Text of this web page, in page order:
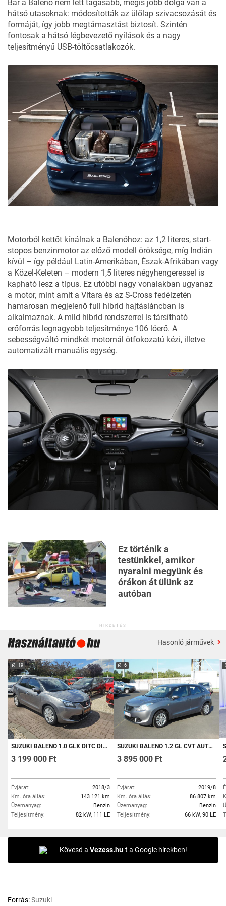
Bár a Baleno nem lett tágasabb, mégis jobb dolga van a
hátsó utasoknak: módosították az ülőlap szivacsozását és
formáját, így jobb megtámasztást biztosít. Szintén
fontosak a hátsó légbevezető nyílások és a nagy
teljesítményű USB-töltőcsatlakozók.
Motorból kettőt kínálnak a Balenóhoz: az 1,2 literes, start-
stopos benzinmotor az előző modell öröksége, míg Indián
kívül – így például Latin-Amerikában, Észak-Afrikában vagy
a Közel-Keleten – modern 1,5 literes négyhengeressel is
kapható lesz a típus. Ez utóbbi nagy vonalakban ugyanaz
a motor, mint amit a Vitara és az S-Cross fedélzetén
hamarosan megjelenő full hibrid hajtásláncban is
alkalmaznak. A mild hibrid rendszerrel is társítható
erőforrás legnagyobb teljesítménye 106 lóerő. A
sebességváltó mindkét motornál ötfokozatú kézi, illetve
automatizált manuális egység.
Ez történik a
testünkkel, amikor
nyaralni megyünk és
órákon át ülünk az
autóban
HIRDETÉS
Hasonló járművek
19
SUZUKI BALENO 1.0 GLX DITC DIGIT KLÍMA.NAVIGÁCIÓ.TEMPOMAT
3 199 000 Ft
Évjárat:
2018/3
Km. óra állás:
143 121 km
Üzemanyag:
Benzin
Teljesítmény:
82 kW, 111 LE
6
SUZUKI BALENO 1.2 GL CVT AUTOMATA VÁLTÓS. MÁRKAKERESKEDÉSBŐL. ELSŐ TULAJDONOSTÓL. SZERVIZKÖNYVES
3 895 000 Ft
Évjárat:
2019/8
Km. óra állás:
86 807 km
Üzemanyag:
Benzin
Teljesítmény:
66 kW, 90 LE
Kövesd a Vezess.hu-t a Google hírekben!
Forrás:Suzuki